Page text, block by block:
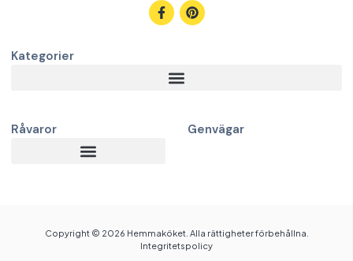
Kategorier
Råvaror Genvägar
Copyright © 2026 Hemmaköket. Alla rättigheter förbehållna.
Integritetspolicy